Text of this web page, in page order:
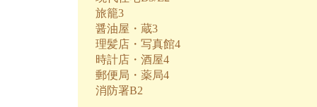
旅籠3
醤油屋・蔵3
理髪店・写真館4
時計店・酒屋4
郵便局・薬局4
消防署B2